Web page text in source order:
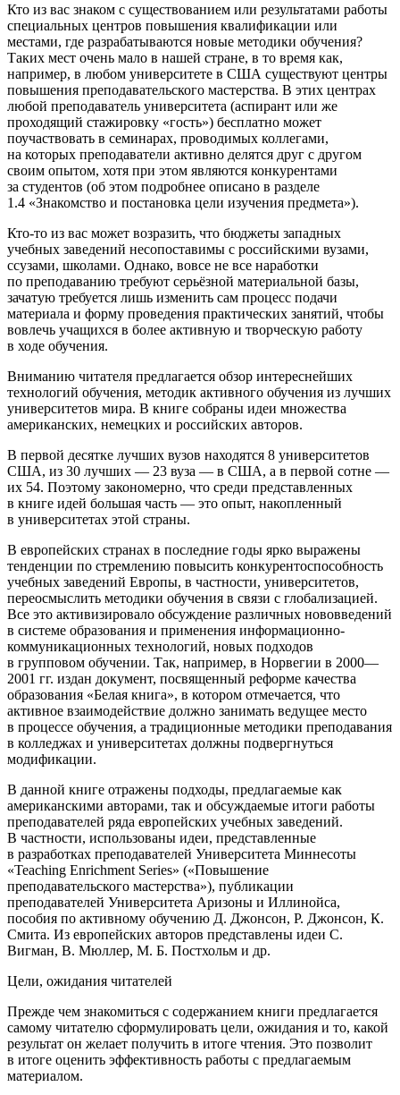
Кто из вас знаком с существованием или результатами работы
специальных центров повышения квалификации или
местами, где разрабатываются новые методики обучения?
Таких мест очень мало в нашей стране, в то время как,
например, в любом университете в США существуют центры
повышения преподавательского мастерства. В этих центрах
любой преподаватель университета (аспирант или же
проходящий стажировку «гость») бесплатно может
поучаствовать в семинарах, проводимых коллегами,
на которых преподаватели активно делятся друг с другом
своим опытом, хотя при этом являются конкурентами
за студентов (об этом подробнее описано в разделе
1.4 «Знакомство и постановка цели изучения предмета»).
Кто-то из вас может возразить, что бюджеты западных
учебных заведений несопоставимы с российскими вузами,
ссузами, школами. Однако, вовсе не все наработки
по преподаванию требуют серьёзной материальной базы,
зачатую требуется лишь изменить сам процесс подачи
материала и форму проведения практических занятий, чтобы
вовлечь учащихся в более активную и творческую работу
в ходе обучения.
Вниманию читателя предлагается обзор интереснейших
технологий обучения, методик активного обучения из лучших
университетов мира. В книге собраны идеи множества
американских, немецких и российских авторов.
В первой десятке лучших вузов находятся 8 университетов
США, из 30 лучших — 23 вуза — в США, а в первой сотне —
их 54. Поэтому закономерно, что среди представленных
в книге идей большая часть — это опыт, накопленный
в университетах этой страны.
В европейских странах в последние годы ярко выражены
тенденции по стремлению повысить конкурентоспособность
учебных заведений Европы, в частности, университетов,
переосмыслить методики обучения в связи с глобализацией.
Все это активизировало обсуждение различных нововведений
в системе образования и применения информационно-
коммуникационных технологий, новых подходов
в групповом обучении. Так, например, в Норвегии в 2000—
2001 гг. издан документ, посвященный реформе качества
образования «Белая книга», в котором отмечается, что
активное взаимодействие должно занимать ведущее место
в процессе обучения, а традиционные методики преподавания
в колледжах и университетах должны подвергнуться
модификации.
В данной книге отражены подходы, предлагаемые как
американскими авторами, так и обсуждаемые итоги работы
преподавателей ряда европейских учебных заведений.
В частности, использованы идеи, представленные
в разработках преподавателей Университета Миннесоты
«Teaching Enrichment Series» («Повышение
преподавательского мастерства»), публикации
преподавателей Университета Аризоны и Иллинойса,
пособия по активному обучению Д. Джонсон, Р. Джонсон, К.
Смита. Из европейских авторов представлены идеи С.
Вигман, В. Мюллер, М. Б. Постхольм и др.
Цели, ожидания читателей
Прежде чем знакомиться с содержанием книги предлагается
самому читателю сформулировать цели, ожидания и то, какой
результат он желает получить в итоге чтения. Это позволит
в итоге оценить эффективность работы с предлагаемым
материалом.